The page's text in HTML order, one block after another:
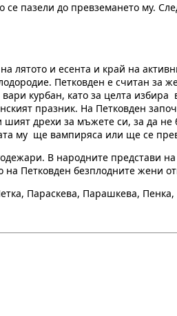
пазели до превземането му.
лятото и есента и край на
Петковден е считан
курбан, като за целта
празник. На Петковден
дрехи за мъжете си, за да
му ще вампиряса или ще се
В народните представи
Петковден безплодните жени
Параскева, Парашкева,